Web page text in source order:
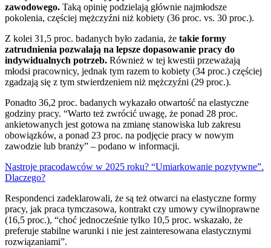
zawodowego. Taką opinię podzielają głównie najmłodsze
pokolenia, częściej mężczyźni niż kobiety (36 proc. vs. 30 proc.).
Z kolei 31,5 proc. badanych było zadania, że takie formy
zatrudnienia pozwalają na lepsze dopasowanie pracy do
indywidualnych potrzeb. Również w tej kwestii przeważają
młodsi pracownicy, jednak tym razem to kobiety (34 proc.) częściej
zgadzają się z tym stwierdzeniem niż mężczyźni (29 proc.).
Ponadto 36,2 proc. badanych wykazało otwartość na elastyczne
godziny pracy. “Warto też zwrócić uwagę, że ponad 28 proc.
ankietowanych jest gotowa na zmianę stanowiska lub zakresu
obowiązków, a ponad 23 proc. na podjęcie pracy w nowym
zawodzie lub branży” – podano w informacji.
Nastroje pracodawców w 2025 roku? “Umiarkowanie pozytywne”.
Dlaczego?
Respondenci zadeklarowali, że są też otwarci na elastyczne formy
pracy, jak praca tymczasowa, kontrakt czy umowy cywilnoprawne
(16,5 proc.), “choć jednocześnie tylko 10,5 proc. wskazało, że
preferuje stabilne warunki i nie jest zainteresowana elastycznymi
rozwiązaniami”.